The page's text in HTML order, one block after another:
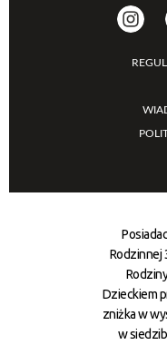
Rodzinnej
Dzieckiem
zniżka w
w